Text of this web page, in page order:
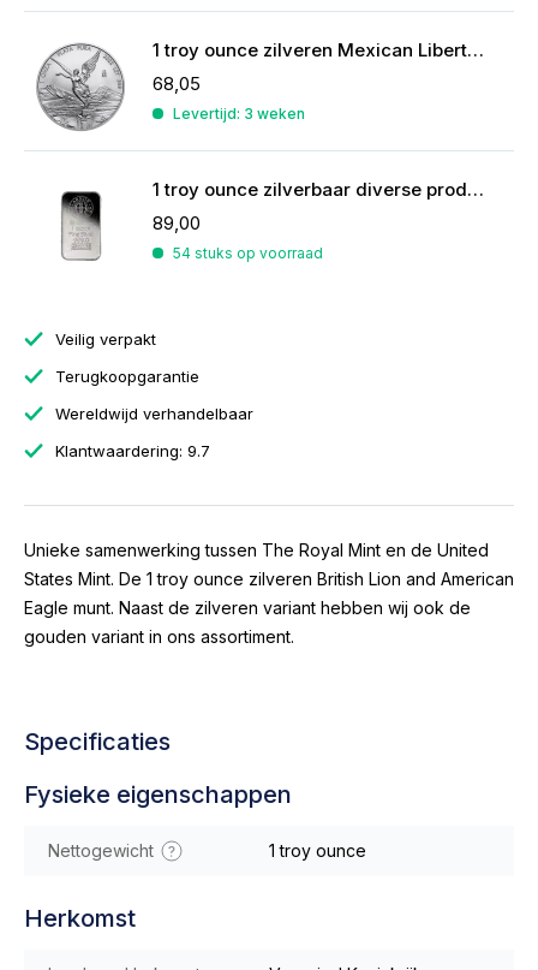
1 troy ounce zilveren Mexican Libertad munt
68,05
Levertijd: 3 weken
1 troy ounce zilverbaar diverse producenten
89,00
54 stuks op voorraad
Veilig verpakt
Terugkoopgarantie
Wereldwijd verhandelbaar
Klantwaardering: 9.7
Unieke samenwerking tussen The Royal Mint en de United
States Mint. De 1 troy ounce zilveren British Lion and American
Eagle munt. Naast de zilveren variant hebben wij ook de
gouden variant in ons assortiment.
Specificaties
Fysieke eigenschappen
Nettogewicht 1 troy ounce
Herkomst